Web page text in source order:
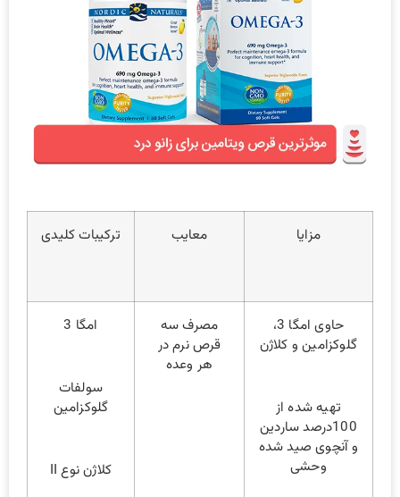
مزایا معایب ترکیبات کلیدی
حاوی امگا 3،
گلوکزامین و کلاژن
تهیه شده از
100درصد ساردین
و آنچوی صید شده
وحشی
مصرف سه
قرص نرم در
هر وعده
امگا 3
سولفات
گلوکزامین
کلاژن نوع II